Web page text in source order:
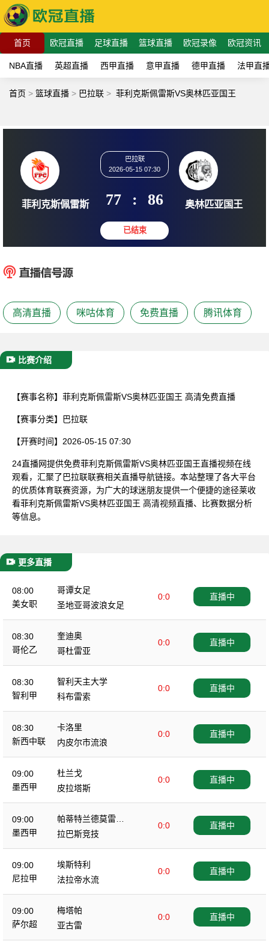
首页 欧冠直播 足球直播 篮球直播 欧冠录像 欧冠资讯
NBA直播 英超直播 西甲直播 意甲直播 德甲直播 法甲直
首页 > 篮球直播 > 巴拉联 > 菲利克斯佩雷斯VS奥林匹亚国王
菲利克斯佩雷斯
巴拉联
2026-05-15 07:30
77 : 86 奥林匹
高清直播 咪咕体育 免费直播 腾讯体育
比赛介绍
【赛事名称】 菲利克斯佩雷斯VS奥林匹亚国王 高清免费直播
【赛事分类】 巴拉联
【开赛时间】 2026-05-15 07:30
24直播网提供免费菲利克斯佩雷斯VS奥林匹亚国王直播视频在线
观看，汇聚了巴拉联联赛相关直播导航链接。本站整理了各大平台
的优质体育联赛资源，为广大的球迷朋友提供一个便捷的途径莱收
看菲利克斯佩雷斯VS奥林匹亚国王 高清视频直播、比赛数据分析
等信息。
更多直播
08:00
美女职
哥谭女足
0:0
圣地亚哥波浪女足
直播中
08:30
哥伦乙
奎迪奥
0:0
哥杜雷亚
直播中
08:30
智利甲
智利天主大学
0:0
科布雷索
直播中
08:30
新西中联
卡洛里
0:0
内皮尔市流浪
直播中
09:00
墨西甲
杜兰戈
0:0
皮拉塔斯
直播中
09:00
墨西甲
帕蒂特兰德莫雷洛
斯
0:0
拉巴斯竞技
直播中
09:00
尼拉甲
埃斯特利
0:0
法拉帝水流
直播中
09:00
萨尔超
梅塔帕
0:0
亚古雷
直播中